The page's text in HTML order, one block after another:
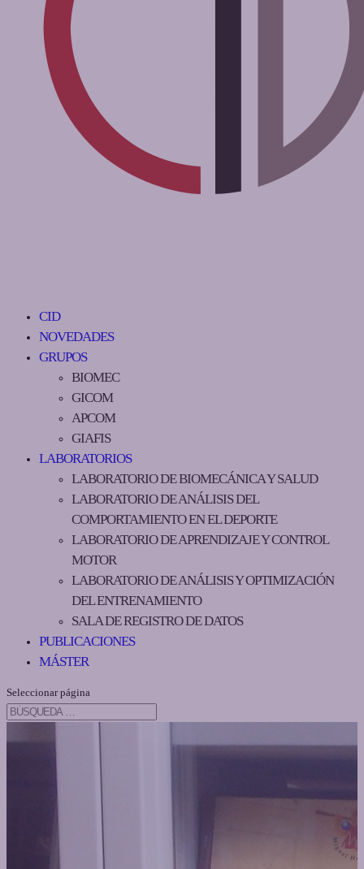
CID
NOVEDADES
GRUPOS
BIOMEC
GICOM
APCOM
GIAFIS
LABORATORIOS
LABORATORIO DE BIOMECÁNICA Y SALUD
LABORATORIO DE ANÁLISIS DEL
COMPORTAMIENTO EN EL DEPORTE
LABORATORIO DE APRENDIZAJE Y CONTROL
MOTOR
LABORATORIO DE ANÁLISIS Y OPTIMIZACIÓN
DEL ENTRENAMIENTO
SALA DE REGISTRO DE DATOS
PUBLICACIONES
MÁSTER
Seleccionar página